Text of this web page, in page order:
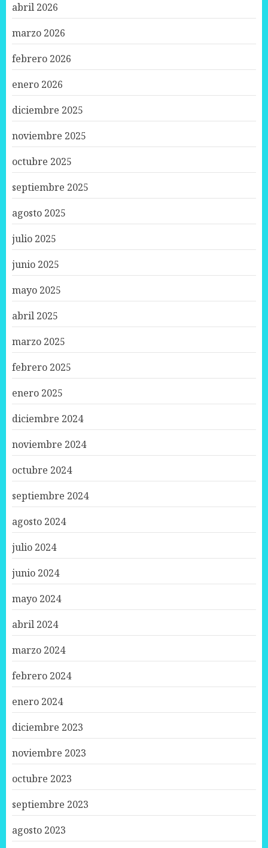
abril 2026
marzo 2026
febrero 2026
enero 2026
diciembre 2025
noviembre 2025
octubre 2025
septiembre 2025
agosto 2025
julio 2025
junio 2025
mayo 2025
abril 2025
marzo 2025
febrero 2025
enero 2025
diciembre 2024
noviembre 2024
octubre 2024
septiembre 2024
agosto 2024
julio 2024
junio 2024
mayo 2024
abril 2024
marzo 2024
febrero 2024
enero 2024
diciembre 2023
noviembre 2023
octubre 2023
septiembre 2023
agosto 2023